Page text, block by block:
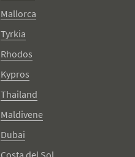
Mallorca
Tyrkia
Rhodos
Kypros
Thailand
Maldivene
Dubai
Costa del Sol